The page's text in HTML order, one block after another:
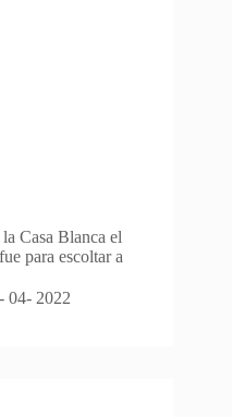
Casa Blanca el
para escoltar a
04- 2022